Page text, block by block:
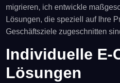
migrieren, ich entwickle
Lösungen, die speziell auf Ihre
Geschäftsziele zugeschnitten
Individuelle E-
Lösungen